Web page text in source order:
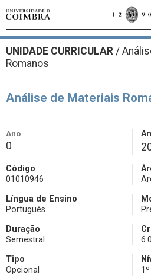
UNIDADE CURRICULAR /
Romanos
Análise de Materiais
Ano
0
Código
01010946
Língua de Ensino
Português
Duração
Semestral
6.0
Tipo
Opcional